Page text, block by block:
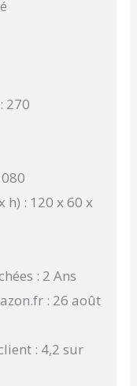
270
: 120 x 60 x
: 2 Ans
: 26 août
: 4,2 sur